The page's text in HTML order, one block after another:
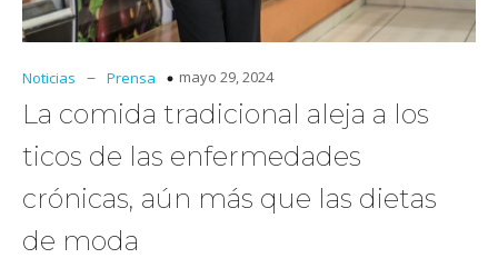
Noticias – Prensa mayo 29, 2024
La comida tradicional aleja a los
ticos de las enfermedades
crónicas, aún más que las dietas
de moda